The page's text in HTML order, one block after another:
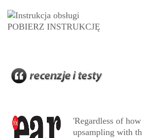
POBIERZ INSTRUKCJĘ
'Regardless of
upsampling with